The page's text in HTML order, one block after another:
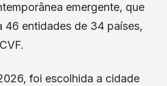
emergente, que
46 entidades de 34 países,
foi escolhida a cidade